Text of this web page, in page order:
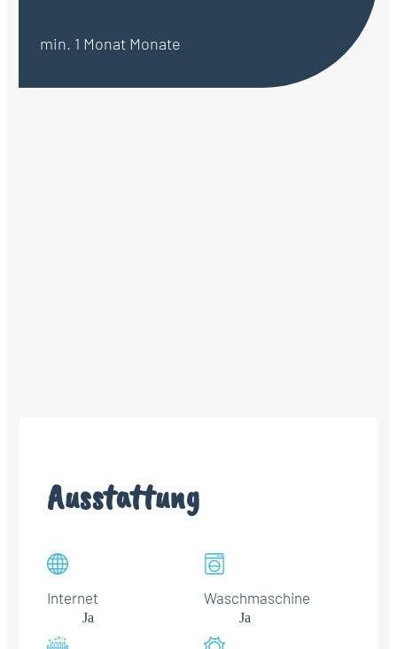
min. 1 Monat Monate
Ausstattung
Internet
Ja
Waschmaschine
Ja